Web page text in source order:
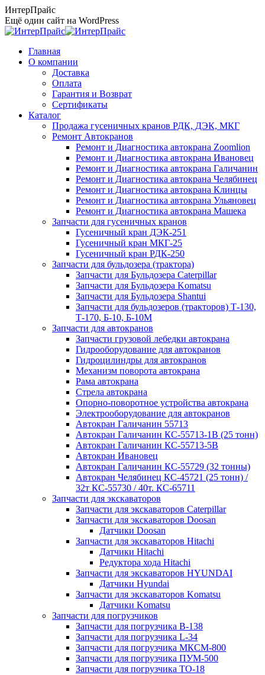
Перейти
к
содержанию
ИнтерПрайс
Ещё один сайт на WordPress
Главная
О компании
Доставка
Оплата
Гарантия и Возврат
Сертификаты
Каталог
Продажа гусеничных кранов РДК, ДЭК, МКГ
Ремонт Автокранов
Ремонт и Диагностика автокрана Zoomlion
Ремонт и Диагностика автокрана Ивановец
Ремонт и Диагностика автокрана Галичанин
Ремонт и Диагностика автокрана Челябинец
Ремонт и Диагностика автокрана Клинцы
Ремонт и Диагностика автокрана Ульяновец
Ремонт и Диагностика автокрана Машека
Запчасти для гусеничных кранов
Гусеничный кран ДЭК-251
Гусеничный кран МКГ-25
Гусеничный кран РДК-250
Запчасти для бульдозера (трактора)
Запчасти для Бульдозера Caterpillar
Запчасти для Бульдозера Komatsu
Запчасти для Бульдозера Shantui
Запчасти для бульдозеров (тракторов) Т-130,
Т-170, Б-10, Б-10М
Запчасти для автокранов
Запчасти грузовой лебедки автокрана
Гидрооборудование для автокранов
Гидроцилиндры для автокранов
Механизм поворота автокрана
Рама автокрана
Стрела автокрана
Опорно-поворотное устройства автокрана
Электрооборудование для автокранов
Автокран Галичанин 55713
Автокран Галичанин КС-55713-1В (25 тонн)
Автокран Галичанин КС-55713-5В
Автокран Ивановец
Автокран Галичанин КС-55729 (32 тонны)
Автокран Челябинец КС-45721 (25 тонн) /
32т КС-55730 / 40т. КС-65711
Запчасти для экскаваторов
Запчасти для экскаваторов Caterpillar
Запчасти для экскаваторов Doosan
Датчики Doosan
Запчасти для экскаваторов Hitachi
Датчики Hitachi
Редуктора хода Hitachi
Запчасти для экскаваторов HYUNDAI
Датчики Hyundai
Запчасти для экскаваторов Komatsu
Датчики Komatsu
Запчасти для погрузчиков
Запчасти для погрузчика B-138
Запчасти для погрузчика L-34
Запчасти для погрузчика МКСМ-800
Запчасти для погрузчика ПУМ-500
Запчасти для погрузчика ТО-18